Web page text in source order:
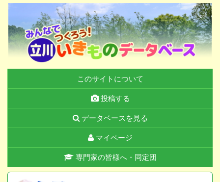
このサイトについて
投稿する
データベースを見る
マイページ
専門家の皆様へ・同定団